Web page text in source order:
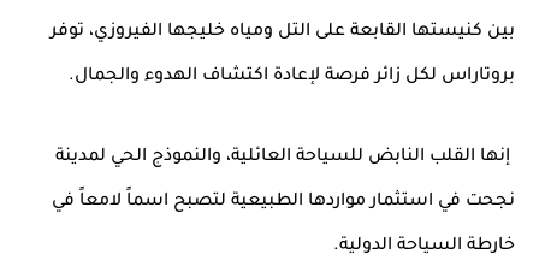
بين كنيستها القابعة على التل ومياه خليجها الفيروزي، توفر
بروتاراس لكل زائر فرصة لإعادة اكتشاف الهدوء والجمال.
إنها القلب النابض للسياحة العائلية، والنموذج الحي لمدينة
نجحت في استثمار مواردها الطبيعية لتصبح اسماً لامعاً في
خارطة السياحة الدولية.